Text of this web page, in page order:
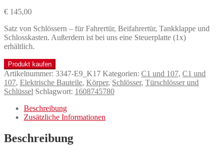
€ 145,00
Satz von Schlössern – für Fahrertür, Beifahrertür, Tankklappe und
Schlosskasten. Außerdem ist bei uns eine Steuerplatte (1x)
erhältlich.
Produkt kaufen
Artikelnummer: 3347-E9_K17 Kategorien: C1 und 107, C1 und
107, Elektrische Bauteile, Körper, Schlösser, Türschlösser und
Schlüssel Schlagwort: 1608745780
Beschreibung
Zusätzliche Informationen
Beschreibung